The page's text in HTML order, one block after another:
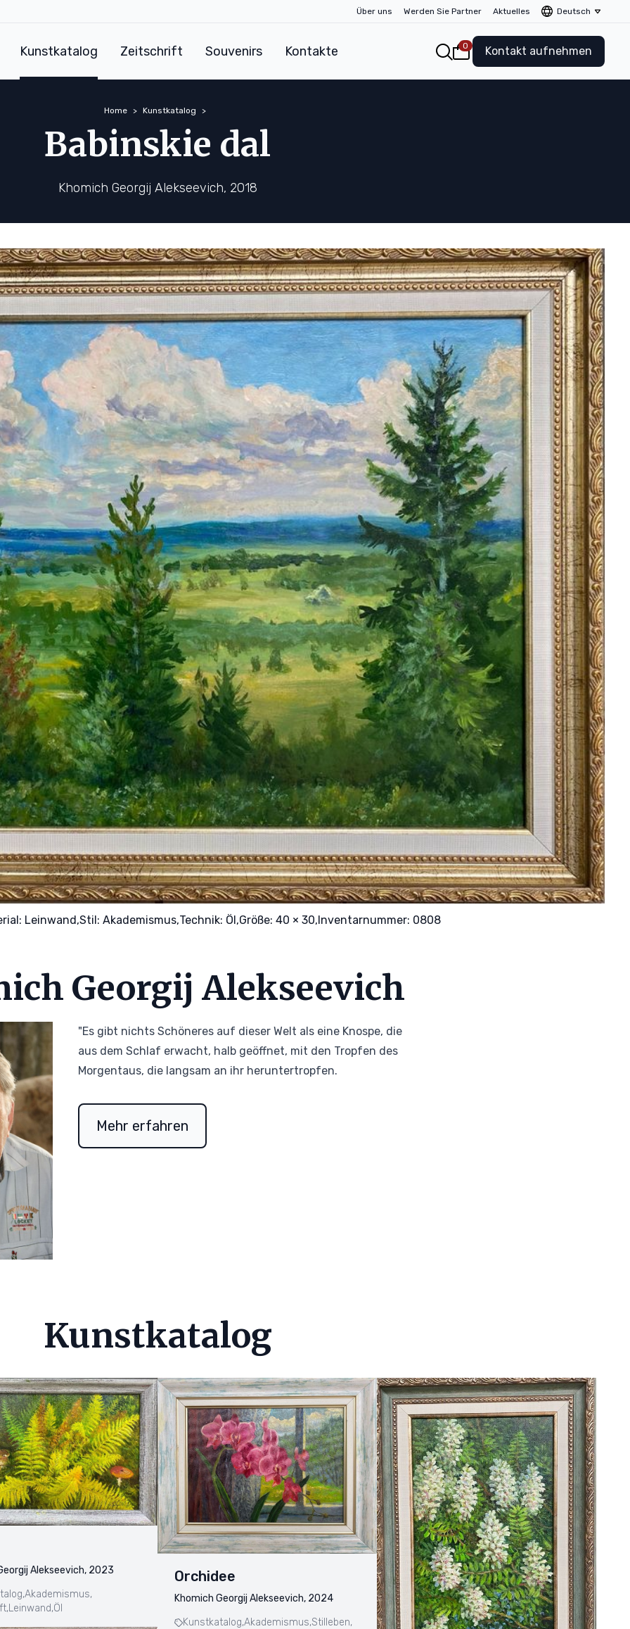
Über uns Werden Sie Partner Aktuelles Deutsch
Kunstkatalog Zeitschrift Souvenirs Kontakte 0 Kontakt aufnehmen
Home Kunstkatalog
Babinskie dal
Khomich Georgij Alekseevich, 2018
Leinwand,Stil: Akademismus,Technik: Öl,Größe: 40 × 30,Inventarnummer: 0808
Georgij Alekseevich
"Es gibt nichts Schöneres auf dieser Welt als eine Knospe, die
aus dem Schlaf erwacht, halb geöffnet, mit den Tropfen des
Morgentaus, die langsam an ihr heruntertropfen.
Mehr erfahren
Kunstkatalog
Alekseevich, 2023
Akademismus,
Leinwand,Öl
Orchidee
Khomich Georgij Alekseevich, 2024
Kunstkatalog,Akademismus,Stilleben,